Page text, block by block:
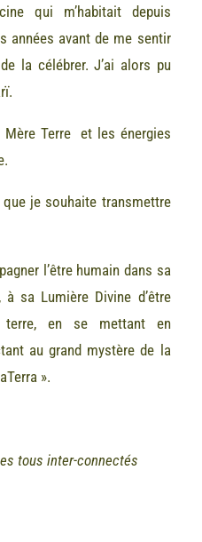
qui m’habitait depuis
années avant de me sentir
la célébrer. J’ai alors pu
Mère Terre et les énergies
je souhaite transmettre
l’être humain dans sa
sa Lumière Divine d’être
terre, en se mettant en
au grand mystère de la
».
tous inter-connectés